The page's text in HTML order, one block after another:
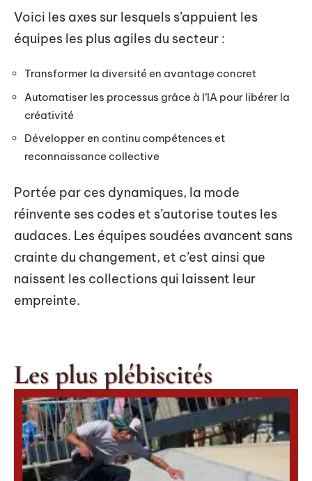
Voici les axes sur lesquels s’appuient les
équipes les plus agiles du secteur :
Transformer la diversité en avantage concret
Automatiser les processus grâce à l’IA pour libérer la
créativité
Développer en continu compétences et
reconnaissance collective
Portée par ces dynamiques, la mode
réinvente ses codes et s’autorise toutes les
audaces. Les équipes soudées avancent sans
crainte du changement, et c’est ainsi que
naissent les collections qui laissent leur
empreinte.
Les plus plébiscités